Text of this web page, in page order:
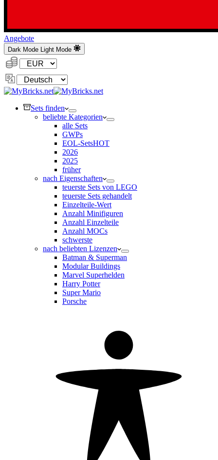
Angebote
Dark Mode Light Mode
Währung:
Sprache
ändern
Sets finden
beliebte Kategorien
alle Sets
GWPs
EOL-SetsHOT
2026
2025
früher
nach Eigenschaften
teuerste Sets von LEGO
teuerste Sets gehandelt
Einzelteile-Wert
Anzahl Minifiguren
Anzahl Einzelteile
Anzahl MOCs
schwerste
nach beliebten Lizenzen
Batman & Superman
Modular Buildings
Marvel Superhelden
Harry Potter
Super Mario
Porsche